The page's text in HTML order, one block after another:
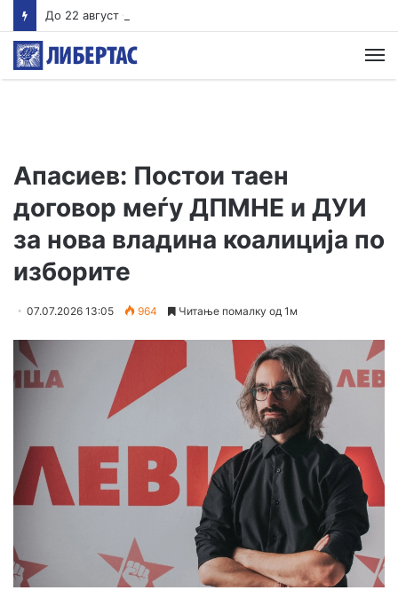
Апасиев: Постои таен
договор меѓу ДПМНЕ и ДУИ
за нова владина коалиција по
изборите
07.07.2026 13:05 964 Читање помалку од 1м